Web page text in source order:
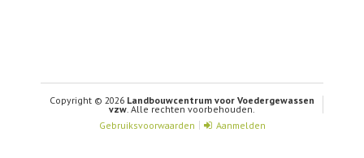
Copyright © 2026 Landbouwcentrum voor Voedergewassen
vzw. Alle rechten voorbehouden.
Gebruiksvoorwaarden
Aanmelden